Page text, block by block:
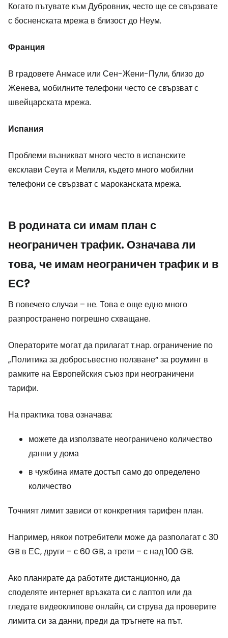
Когато пътувате към Дубровник, често ще се свързвате
с босненската мрежа в близост до Неум.
Франция
В градовете Анмасе или Сен-Жени-Пули, близо до
Женева, мобилните телефони често се свързват с
швейцарската мрежа.
Испания
Проблеми възникват много често в испанските
ексклави Сеута и Мелиля, където много мобилни
телефони се свързват с мароканската мрежа.
В родината си имам план с
неограничен трафик. Означава ли
това, че имам неограничен трафик и в
ЕС?
В повечето случаи – не. Това е още едно много
разпространено погрешно схващане.
Операторите могат да прилагат т.нар. ограничение по
„Политика за добросъвестно ползване“ за роуминг в
рамките на Европейския съюз при неограничени
тарифи.
На практика това означава:
можете да използвате неограничено количество
данни у дома
в чужбина имате достъп само до определено
количество
Точният лимит зависи от конкретния тарифен план.
Например, някои потребители може да разполагат с 30
GB в ЕС, други – с 60 GB, а трети – с над 100 GB.
Ако планирате да работите дистанционно, да
споделяте интернет връзката си с лаптоп или да
гледате видеоклипове онлайн, си струва да проверите
лимита си за данни, преди да тръгнете на път.